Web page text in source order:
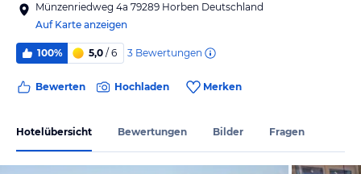
Münzenriedweg 4a 79289 Horben Deutschland
Auf Karte anzeigen
100% 5,0 / 6 3 Bewertungen
Bewerten Hochladen Merken
Hotelübersicht Bewertungen Bilder Fragen